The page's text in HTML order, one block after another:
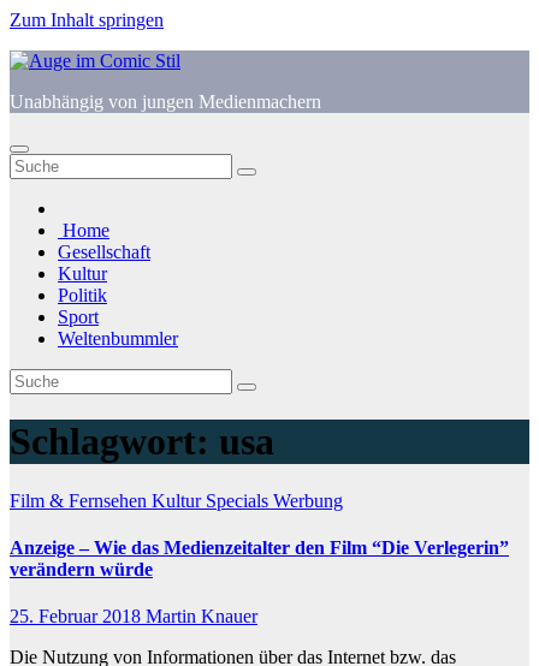
Zum Inhalt springen
Unabhängig von jungen Medienmachern
Home
Gesellschaft
Kultur
Politik
Sport
Weltenbummler
Schlagwort: usa
Film & Fernsehen Kultur Specials Werbung
Anzeige – Wie das Medienzeitalter den Film “Die Verlegerin”
verändern würde
25. Februar 2018 Martin Knauer
Die Nutzung von Informationen über das Internet bzw. das